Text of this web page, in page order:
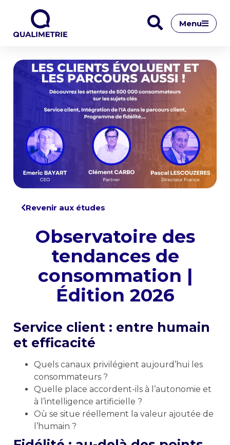
Menu
Revenir aux études
Observatoire des
tendances de
consommation |
Édition 2026
Service client : entre humain
et efficacité
Quels canaux privilégient aujourd’hui les
consommateurs ?
Quelle place accordent-ils à l’autonomie et
à l’intelligence artificielle ?
Où se situe réellement la valeur ajoutée de
l’humain ?